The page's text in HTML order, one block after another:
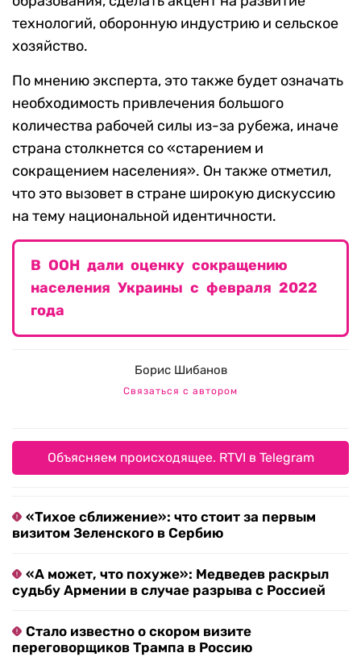
технологий, оборонную индустрию и сельское
хозяйство.
По мнению эксперта, это также будет означать
необходимость привлечения большого
количества рабочей силы из-за рубежа, иначе
страна столкнется со «старением и
сокращением населения». Он также отметил,
что это вызовет в стране широкую дискуссию
на тему национальной идентичности.
В ООН дали оценку сокращению
населения Украины с февраля 2022
года
Борис Шибанов
Связаться с автором
Объясняем происходящее. RTVI в Telegram
«Тихое сближение»: что стоит за первым
визитом Зеленского в Сербию
«А может, что похуже»: Медведев раскрыл
судьбу Армении в случае разрыва с Россией
Стало известно о скором визите
переговорщиков Трампа в Россию